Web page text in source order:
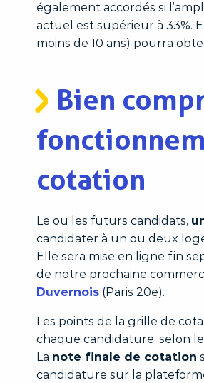
également accordés si
actuel est supérieur à 33%.
moins de 10 ans) pourra
Bien
cotation
Le ou les futurs candidats,
candidater à un ou deux
Elle sera mise en ligne fin
de notre prochaine
Duvernois (Paris 20e).
Les points de la grille de
chaque candidature, selon
La note finale de cotation
candidature sur la